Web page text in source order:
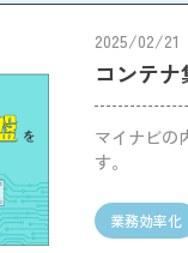
2025/02/21
コンテ
マイナビの
す。
業務効率化